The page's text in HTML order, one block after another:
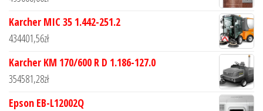
Karcher MIC 35 1.442-251.2
434401,56zł
Karcher KM 170/600 R D 1.186-127.0
354581,28zł
Epson EB-L12002Q